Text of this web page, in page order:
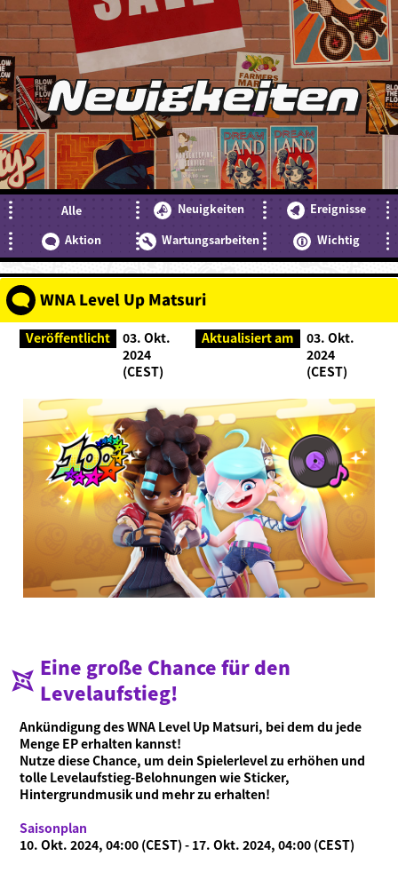
Was ist Ninjala?
Was ist Ninjala?
Wie man spielt
Ninja-Kaugummi
Gebiete
Videos
Online-Handbuch
Produktinformationen
Language
Neuigkeiten
Alle Neuigkeiten
Ereignisse
Aktion
Wartungsarbeiten Wichtig
WNA Level Up Matsuri
Veröffentlicht
03. Okt.
2024
(CEST)
Aktualisiert am
03. Okt.
2024
(CEST)
Eine große Chance für den
Levelaufstieg!
Ankündigung des WNA Level Up Matsuri, bei dem du jede
Menge EP erhalten kannst!
Nutze diese Chance, um dein Spielerlevel zu erhöhen und
tolle Levelaufstieg-Belohnungen wie Sticker,
Hintergrundmusik und mehr zu erhalten!
Saisonplan
10. Okt. 2024, 04:00 (CEST) - 17. Okt. 2024, 04:00 (CEST)